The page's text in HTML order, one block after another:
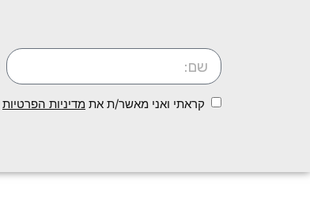
קראתי ואני מאשר/ת את מדיניות הפרטיות